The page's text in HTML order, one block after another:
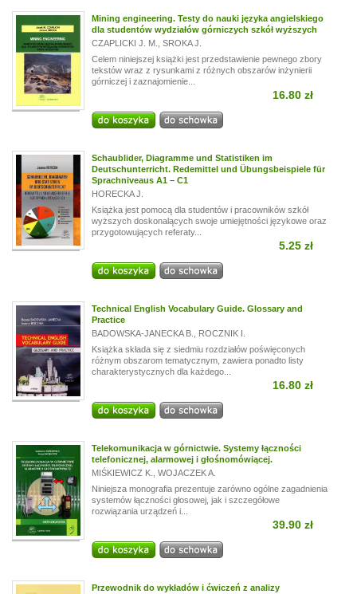
Mining engineering. Testy do nauki języka angielskiego
dla studentów wydziałów górniczych szkół wyższych
CZAPLICKI J. M.
SROKA J.
Celem niniejszej książki jest przedstawienie pewnego zbory
tekstów wraz z rysunkami z różnych obszarów inżynierii
górniczej i zaznajomienie...
16.80 zł
Schaublider, Diagramme und Statistiken im
Deutschunterricht. Redemittel und Übungsbeispiele für
Sprachniveaus A1 – C1
HORECKA J.
Książka jest pomocą dla studentów i pracowników szkół
wyższych doskonalących swoje umiejętności językowe oraz
przygotowujących referaty...
5.25 zł
Technical English Vocabulary Guide. Glossary and
Practice
BADOWSKA-JANECKA B.
ROCZNIK I.
Książka składa się z siedmiu rozdziałów poświęconych
różnym obszarom tematycznym, zawiera ponadto listy
charakterystycznych dla każdego...
16.80 zł
Telekomunikacja w górnictwie. Systemy łączności
telefonicznej, alarmowej i głośnomówiącej.
MIŚKIEWICZ K.
WOJACZEK A.
Niniejsza monografia prezentuje zarówno ogólne zagadnienia
systemów łączności głosowej, jak i szczegółowe
rozwiązania urządzeń i...
39.90 zł
Przewodnik do wykładów i ćwiczeń z analizy